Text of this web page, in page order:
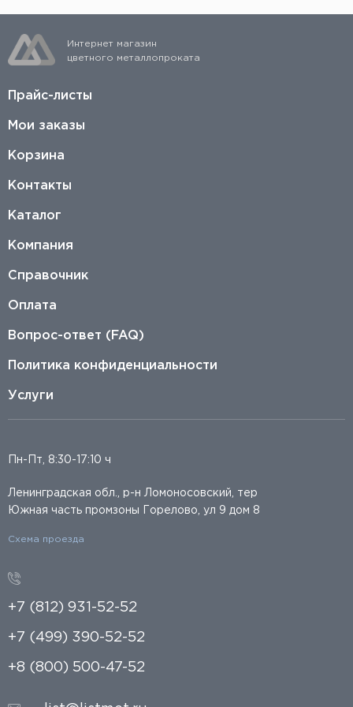
Интернет магазин
цветного металлопроката
Прайс-листы
Мои заказы
Корзина
Контакты
Каталог
Компания
Справочник
Оплата
Вопрос-ответ (FAQ)
Политика конфиденциальности
Услуги
Пн-Пт, 8:30-17:10 ч
Ленинградская обл., р-н Ломоносовский, тер
Южная часть промзоны Горелово, ул 9 дом 8
Схема проезда
+7 (812) 931-52-52
+7 (499) 390-52-52
+8 (800) 500-47-52